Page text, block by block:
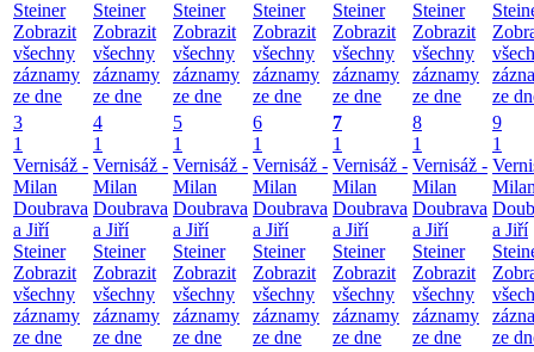
Steiner
Zobrazit
všechny
záznamy
ze dne
Steiner
Zobrazit
všechny
záznamy
ze dne
Steiner
Zobrazit
všechny
záznamy
ze dne
Steiner
Zobrazit
všechny
záznamy
ze dne
Steiner
Zobrazit
všechny
záznamy
ze dne
Steiner
Zobrazit
všechny
záznamy
ze dne
ze
3
1
Vernisáž -
Milan
Doubrava
a Jiří
Steiner
Zobrazit
všechny
záznamy
ze dne
4
1
Vernisáž -
Milan
Doubrava
a Jiří
Steiner
Zobrazit
všechny
záznamy
ze dne
5
1
Vernisáž -
Milan
Doubrava
a Jiří
Steiner
Zobrazit
všechny
záznamy
ze dne
6
1
Vernisáž -
Milan
Doubrava
a Jiří
Steiner
Zobrazit
všechny
záznamy
ze dne
7
1
Vernisáž -
Milan
Doubrava
a Jiří
Steiner
Zobrazit
všechny
záznamy
ze dne
8
1
Vernisáž -
Milan
Doubrava
a Jiří
Steiner
Zobrazit
všechny
záznamy
ze dne
9
1
a Jiří
ze